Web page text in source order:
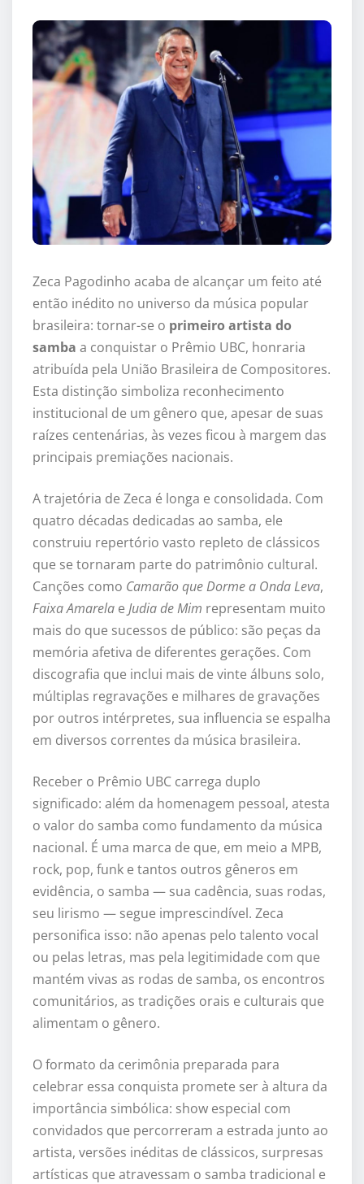
Zeca Pagodinho acaba de alcançar um feito até
então inédito no universo da música popular
brasileira: tornar-se o primeiro artista do
samba a conquistar o Prêmio UBC, honraria
atribuída pela União Brasileira de Compositores.
Esta distinção simboliza reconhecimento
institucional de um gênero que, apesar de suas
raízes centenárias, às vezes ficou à margem das
principais premiações nacionais.
A trajetória de Zeca é longa e consolidada. Com
quatro décadas dedicadas ao samba, ele
construiu repertório vasto repleto de clássicos
que se tornaram parte do patrimônio cultural.
Canções como Camarão que Dorme a Onda Leva,
Faixa Amarela e Judia de Mim representam muito
mais do que sucessos de público: são peças da
memória afetiva de diferentes gerações. Com
discografia que inclui mais de vinte álbuns solo,
múltiplas regravações e milhares de gravações
por outros intérpretes, sua influencia se espalha
em diversos correntes da música brasileira.
Receber o Prêmio UBC carrega duplo
significado: além da homenagem pessoal, atesta
o valor do samba como fundamento da música
nacional. É uma marca de que, em meio a MPB,
rock, pop, funk e tantos outros gêneros em
evidência, o samba — sua cadência, suas rodas,
seu lirismo — segue imprescindível. Zeca
personifica isso: não apenas pelo talento vocal
ou pelas letras, mas pela legitimidade com que
mantém vivas as rodas de samba, os encontros
comunitários, as tradições orais e culturais que
alimentam o gênero.
O formato da cerimônia preparada para
celebrar essa conquista promete ser à altura da
importância simbólica: show especial com
convidados que percorreram a estrada junto ao
artista, versões inéditas de clássicos, surpresas
artísticas que atravessam o samba tradicional e